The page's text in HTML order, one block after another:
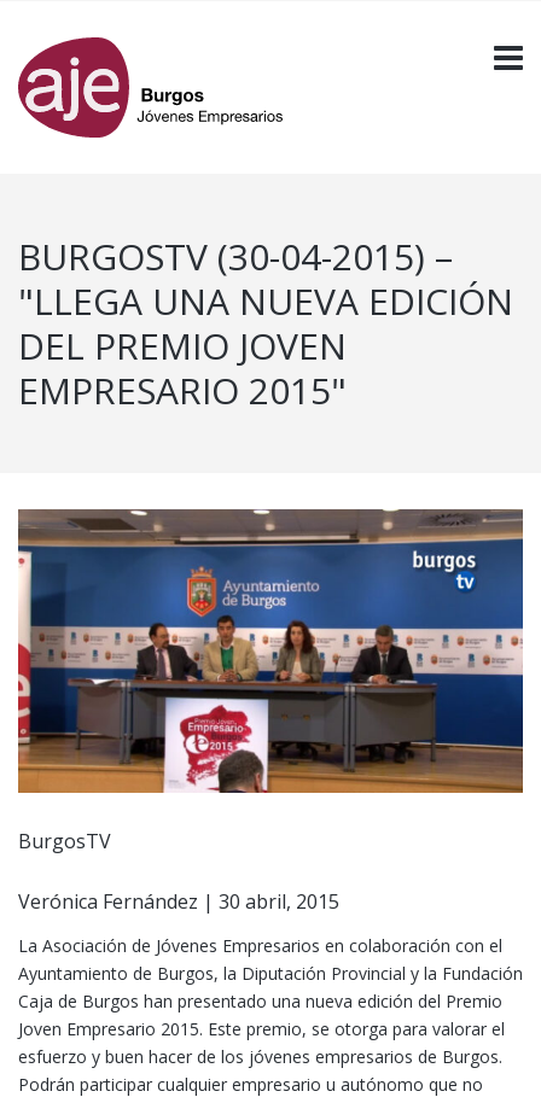
BURGOSTV (30-04-2015) –
"LLEGA UNA NUEVA EDICIÓN
DEL PREMIO JOVEN
EMPRESARIO 2015"
BurgosTV
Verónica Fernández | 30 abril, 2015
La Asociación de Jóvenes Empresarios en colaboración con el
Ayuntamiento de Burgos, la Diputación Provincial y la Fundación
Caja de Burgos han presentado una nueva edición del Premio
Joven Empresario 2015. Este premio, se otorga para valorar el
esfuerzo y buen hacer de los jóvenes empresarios de Burgos.
Podrán participar cualquier empresario u autónomo que no